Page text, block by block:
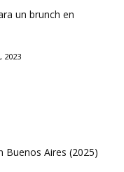
un brunch en
2023
Buenos Aires (2025)